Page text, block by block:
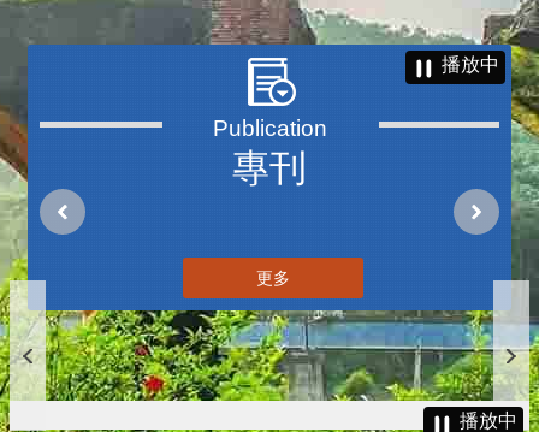
專刊
播放中
更多
播放中